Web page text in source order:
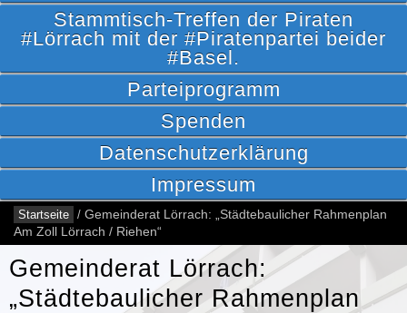
Stammtisch-Treffen der Piraten
#Lörrach mit der #Piratenpartei beider
#Basel.
Parteiprogramm
Spenden
Datenschutzerklärung
Impressum
Startseite / Gemeinderat Lörrach: „Städtebaulicher Rahmenplan
Am Zoll Lörrach / Riehen“
Gemeinderat Lörrach:
„Städtebaulicher Rahmenplan